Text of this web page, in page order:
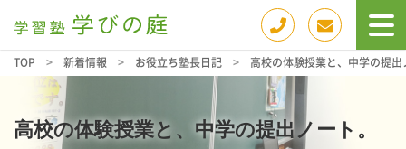
TOP > 新着情報 > お役立ち塾長日記 > 高校の体験授業と、中学の提
高校の体験授業と、中学の提出ノート。